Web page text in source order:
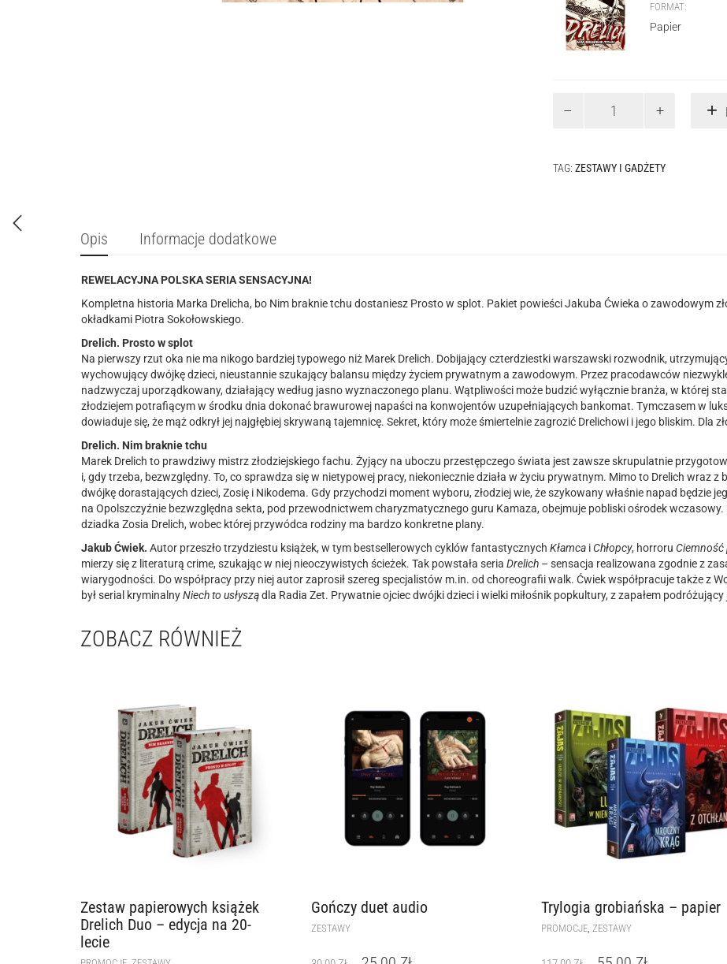
FORMAT
Papier
Drelich
TAG: ZESTAWY I GADŻETY
Opis Informacje dodatkowe
REWELACYJNA POLSKA SERIA SENSACYJNA!
Kompletna historia Marka Drelicha, bo Nim braknie tchu dostaniesz Prosto w splot. Pakiet powieści Jakuba Ćwieka o zawodowym
okładkami Piotra Sokołowskiego.
Drelich. Prosto w splot
Na pierwszy rzut oka nie ma nikogo bardziej typowego niż Marek Drelich. Dobijający czterdziestki warszawski rozwodnik,
wychowujący dwójkę dzieci, nieustannie szukający balansu między życiem prywatnym a zawodowym. Przez pracodawców
nadzwyczaj uporządkowany, działający według jasno wyznaczonego planu. Wątpliwości może budzić wyłącznie branża, w której
złodziejem potrafiącym w środku dnia dokonać brawurowej napaści na konwojentów uzupełniających bankomat. Tymczasem w
dowiaduje się, że mąż odkrył jej najgłębiej skrywaną tajemnicę. Sekret, który może śmiertelnie zagrozić Drelichowi i jego bliskim. Dla
Drelich. Nim braknie tchu
Marek Drelich to prawdziwy mistrz złodziejskiego fachu. Żyjący na uboczu przestępczego świata jest zawsze skrupulatnie
i, gdy trzeba, bezwzględny. To, co sprawdza się w nietypowej pracy, niekonieczniedziała w życiu prywatnym. Mimo to Drelich wraz z
dwójkę dorastających dzieci, Zosię i Nikodema. Gdy przychodzi moment wyboru, złodziej wie, że szykowany właśnie napad będzie
na Opolszczyźnie bezwzględna sekta, pod przewodnictwem charyzmatycznego guru Kamaza, obejmuje pobliskiośrodek
dziadka Zosia Drelich, wobec której przywódca rodziny ma bardzo konkretne plany.
Jakub Ćwiek. Autor przeszło trzydziestu książek, w tym bestsellerowych cyklów fantastycznych Kłamca iChłopcy, horroru Ciemność
mierzy się z literaturą crime, szukając w niej nieoczywistych ścieżek. Tak powstała seria Drelich – sensacja realizowana zgodnie z
wiarygodności. Do współpracy przy niej autor zaprosił szereg specjalistów m.in. od choreografii walk. Ćwiek współpracuje także z
był serial kryminalnyNiech to usłysządla Radia Zet. Prywatnie ojciec dwójki dzieci i wielki miłośnik popkultury, z zapałem podróżujący
ZOBACZ RÓWNIEŻ
Zestaw papierowych książek
Drelich Duo – edycja na 20-
lecie
Gończy duet audio
ZESTAWY
Trylogia grobiańska – papier
PROMOCJE ZESTAWY